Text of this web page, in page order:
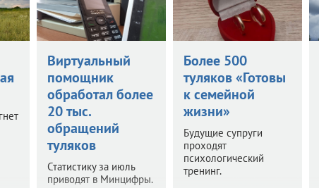
Виртуальный
помощник
обработал более
20 тыс.
обращений
туляков
Статистику за июль
приводят в Минцифры.
Более 500
туляков «Готовы
к семейной
жизни»
Будущие супруги
проходят
психологический
тренинг.